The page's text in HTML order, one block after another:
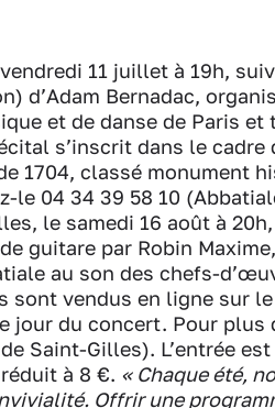
11 juillet à 19h,
d’Adam Bernadac,
et de danse de Paris
s’inscrit dans le cadre
1704, classé monument
le 04 34 39 58 10
le samedi 16 août à
guitare par Robin
au son des chefs-
sont vendus en ligne sur
jour du concert. Pour plus
Saint-Gilles). L’entrée
à 8 €. « Chaque été,
Offrir une